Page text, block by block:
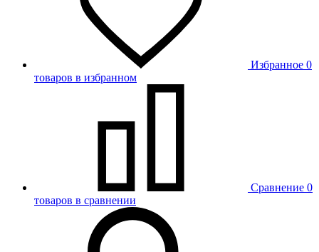
Избранное 0
товаров в избранном
Сравнение 0
товаров в сравнении